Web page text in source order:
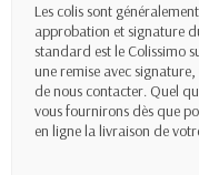
Les colis sont
approbation et signature
standard est le Colissimo
une remise avec
de nous contacter. Quel
vous fournirons dès que
en ligne la livraison de